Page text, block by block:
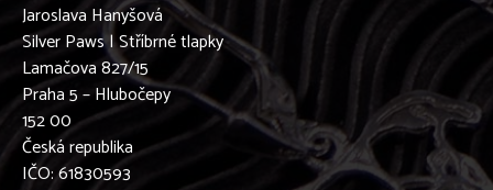
Jaroslava Hanyšová
Silver Paws | Stříbrné tlapky
Lamačova 827/15
Praha 5 – Hlubočepy
152 00
Česká republika
IČO: 61830593